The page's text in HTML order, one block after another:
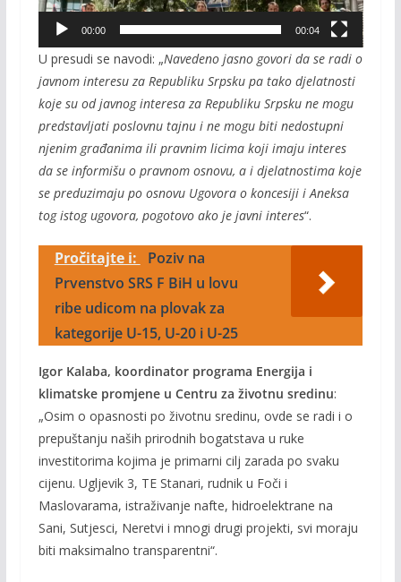
00:00 00:04
U presudi se navodi: „Navedeno jasno govori da se radi o
javnom interesu za Republiku Srpsku pa tako djelatnosti
koje su od javnog interesa za Republiku Srpsku ne mogu
predstavljati poslovnu tajnu i ne mogu biti nedostupni
njenim građanima ili pravnim licima koji imaju interes
da se informišu o pravnom osnovu, a i djelatnostima koje
se preduzimaju po osnovu Ugovora o koncesiji i Aneksa
tog istog ugovora, pogotovo ako je javni interes“.
Pročitajte i:
Poziv na
Prvenstvo SRS F BiH u lovu
ribe udicom na plovak za
kategorije U-15, U-20 i U-25
Igor Kalaba, koordinator programa Energija i
klimatske promjene u Centru za životnu sredinu:
„Osim o opasnosti po životnu sredinu, ovde se radi i o
prepuštanju naših prirodnih bogatstava u ruke
investitorima kojima je primarni cilj zarada po svaku
cijenu. Ugljevik 3, TE Stanari, rudnik u Foči i
Maslovarama, istraživanje nafte, hidroelektrane na
Sani, Sutjesci, Neretvi i mnogi drugi projekti, svi moraju
biti maksimalno transparentni“.